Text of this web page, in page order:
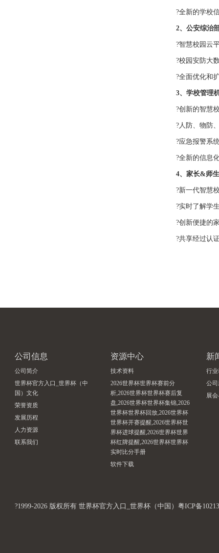
?全新的学校
2、公安综治
?智慧校园云
?校园安防大
?全面优化和
3、学校管理
?创新的智慧
?人防、物防
?应急报警系
?全新的信息
4、家长&师生
?新一代智慧
?实时了解学
?创新便捷的
?共享经过认
公司信息
公司简介
世界杯官方入口_世界杯（中
国）文化
荣誉资质
发展历程
人力资源
联系我们
资源中心
技术资料
2026世界杯世界杯赛前分
析,2026世界杯世界杯赛后复
盘,2026世界杯世界杯集锦,2026
世界杯世界杯回放,2026世界杯
世界杯开赛提醒,2026世界杯世
界杯进球提醒,2026世界杯世界
杯红牌提醒,2026世界杯世界杯
实时比分手册
软件下载
新
行
公
展
?1999-2026 版权所有 世界杯官方入口_世界杯（中国）粤ICP备